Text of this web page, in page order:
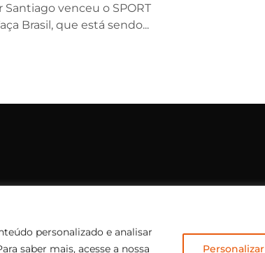
personalizado e analisar
saber mais, acesse a nossa
Personalizar
venceu o SPORT
Brasil, que está sendo...